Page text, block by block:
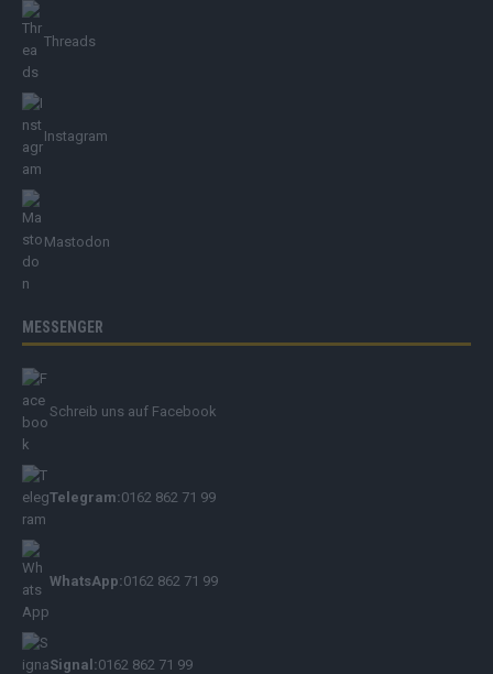
Threads
Instagram
Mastodon
MESSENGER
Schreib uns auf Facebook
Telegram:0162 862 71 99
WhatsApp:0162 862 71 99
Signal:0162 862 71 99